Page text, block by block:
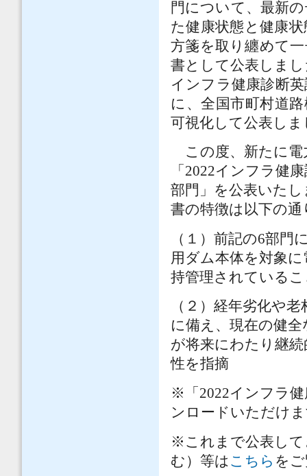
門について、 最新
た健康状態と健康
方箋を取り纏めて
書として公表しま
インフラ健康診断
に、全国市町村道
可視化して公表しま
この度、新たに電
「2022インフラ健
部門」を公表いた
書の特徴は以下の通
（１）前記の6部門
用ダム本体を対象
持管理されている
（２）経年劣化や
に備え、現在の健
が将来にわたり継
性を指摘
※「2022インフラ健
ンロードいただけ
※これまで公表して
む）等は こちら を